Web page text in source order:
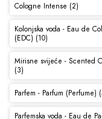
Cologne Intense (2)
Kolonjska voda - Eau de
(EDC) (10)
Mirisne svijeće - Scented
(3)
Parfem - Parfum (Perfume)
Parfemska voda - Eau de